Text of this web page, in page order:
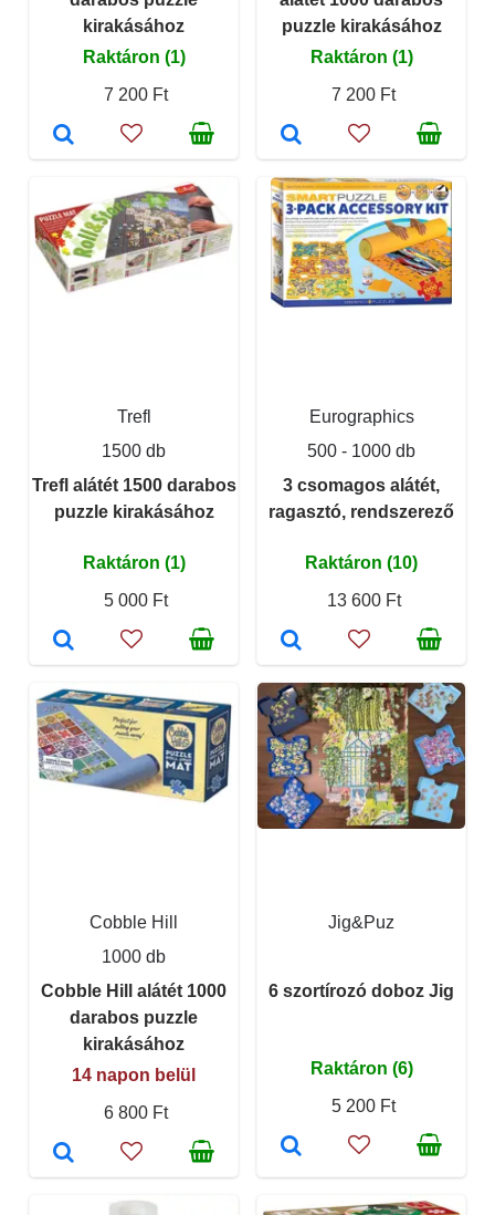
kirakásához
Raktáron (1)
7 200 Ft
puzzle kirakásához
Raktáron (1)
7 200 Ft
Trefl
1500 db
Trefl alátét 1500 darabos
puzzle kirakásához
Raktáron (1)
5 000 Ft
Eurographics
500 - 1000 db
3 csomagos alátét,
ragasztó, rendszerező
Raktáron (10)
13 600 Ft
Cobble Hill
1000 db
Cobble Hill alátét 1000
darabos puzzle
kirakásához
14 napon belül
6 800 Ft
Jig&Puz
6 szortírozó doboz Jig
Raktáron (6)
5 200 Ft